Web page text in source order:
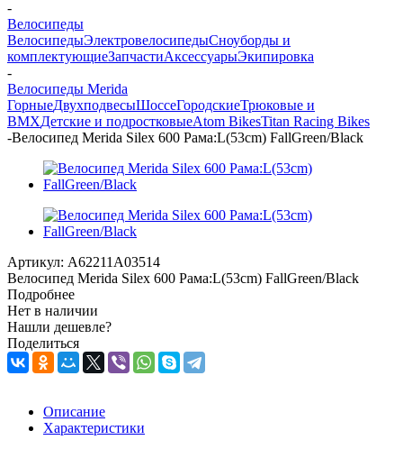
-
Велосипеды
ВелосипедыЭлектровелосипедыCноуборды и
комплектующиеЗапчастиАксессуарыЭкипировка
-
Велосипеды Merida
ГорныеДвухподвесыШоссеГородскиеТрюковые и
BMXДетские и подростковыеAtom BikesTitan Racing Bikes
-Велосипед Merida Silex 600 Рама:L(53cm) FallGreen/Black
Артикул: A62211A03514
Велосипед Merida Silex 600 Рама:L(53cm) FallGreen/Black
Подробнее
Нет в наличии
Нашли дешевле?
Поделиться
Описание
Характеристики